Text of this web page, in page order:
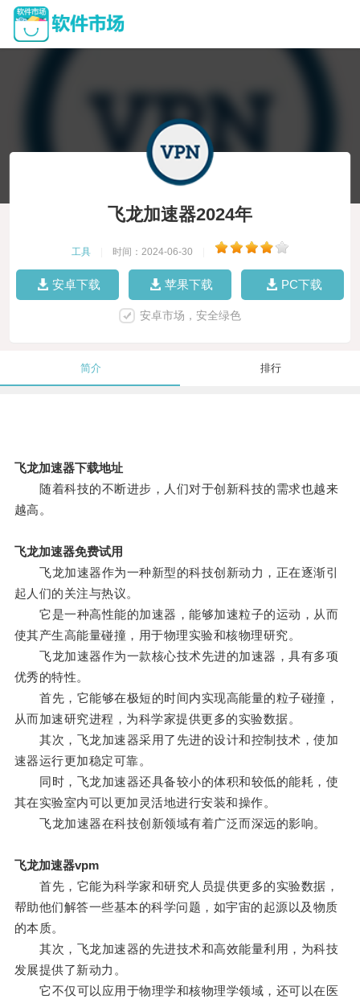
飞龙加速器2024年
工具 时间：2024-06-30
安卓下载 苹果下载 PC下载
安卓市场，安全绿色
简介 排行
飞龙加速器下载地址
随着科技的不断进步，人们对于创新科技的需求也越来
越高。
飞龙加速器免费试用
飞龙加速器作为一种新型的科技创新动力，正在逐渐引
起人们的关注与热议。
它是一种高性能的加速器，能够加速粒子的运动，从而
使其产生高能量碰撞，用于物理实验和核物理研究。
飞龙加速器作为一款核心技术先进的加速器，具有多项
优秀的特性。
首先，它能够在极短的时间内实现高能量的粒子碰撞，
从而加速研究进程，为科学家提供更多的实验数据。
其次，飞龙加速器采用了先进的设计和控制技术，使加
速器运行更加稳定可靠。
同时，飞龙加速器还具备较小的体积和较低的能耗，使
其在实验室内可以更加灵活地进行安装和操作。
飞龙加速器在科技创新领域有着广泛而深远的影响。
飞龙加速器vpm
首先，它能为科学家和研究人员提供更多的实验数据，
帮助他们解答一些基本的科学问题，如宇宙的起源以及物质
的本质。
其次，飞龙加速器的先进技术和高效能量利用，为科技
发展提供了新动力。
它不仅可以应用于物理学和核物理学领域，还可以在医